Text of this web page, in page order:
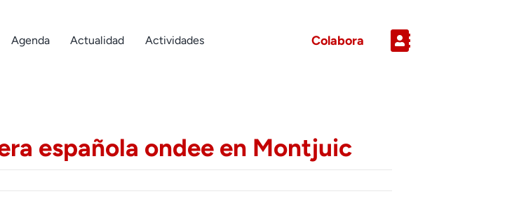
Agenda Actualidad Actividades Colabora
española ondee en Montjuic